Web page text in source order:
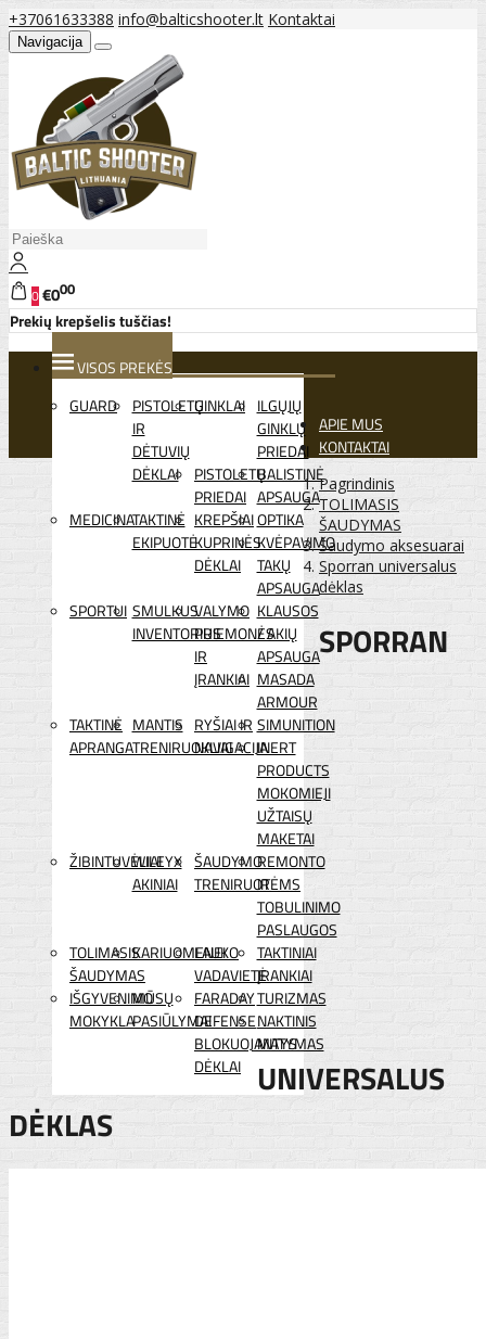
+37061633388 info@balticshooter.lt Kontaktai
Navigacija
0€000
Prekių krepšelis tuščias!
VISOS PREKĖS
GUARD
PISTOLETŲ
IR
DĖTUVIŲ
DĖKLAI
GINKLAI ILGŲJŲ
GINKLŲ
PRIEDAI
PISTOLETŲ
PRIEDAI
BALISTINĖ
APSAUGA
MEDICINATAKTINĖ
EKIPUOTĖ
KREPŠIAI
KUPRINĖS
DĖKLAI
OPTIKA
KVĖPAVIMO
TAKŲ
APSAUGA
SPORTUI SMULKUS
INVENTORIUS
VALYMO
PRIEMONĖS
IR
ĮRANKIAI
KLAUSOS
/ AKIŲ
APSAUGA
MASADA
ARMOUR
TAKTINĖ
APRANGA
MANTIS
TRENIRUOKLIAI
RYŠIAI IR
NAVIGACIJA
SIMUNITION
INERT
PRODUCTS
MOKOMIEJI
UŽTAISŲ
MAKETAI
ŽIBINTUVĖLIAI
WILEYX
AKINIAI
ŠAUDYMO
TRENIRUOTĖMS
REMONTO
IR
TOBULINIMO
PASLAUGOS
TOLIMASIS
ŠAUDYMAS
KARIUOMENEI
LAUKO
VADAVIETĖ
TAKTINIAI
ĮRANKIAI
IŠGYVENIMO
MOKYKLA
MŪSŲ
PASIŪLYMAI
FARADAY
DEFENSE
BLOKUOJANTYS
DĖKLAI
TURIZMAS
NAKTINIS
MATYMAS
APIE MUS
KONTAKTAI
Pagrindinis
TOLIMASIS
ŠAUDYMAS
Šaudymo aksesuarai
Sporran universalus
dėklas
SPORRAN
UNIVERSALUS
DĖKLAS